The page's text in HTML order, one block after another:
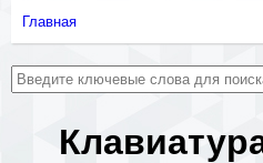
Вы
здесь
Главная